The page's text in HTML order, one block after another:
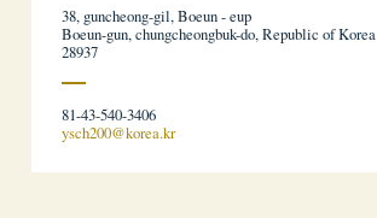
38, guncheong-gil, Boeun - eup
Boeun-gun, chungcheongbuk-do, Republic of Korea
28937
81-43-540-3406
ysch200@korea.kr